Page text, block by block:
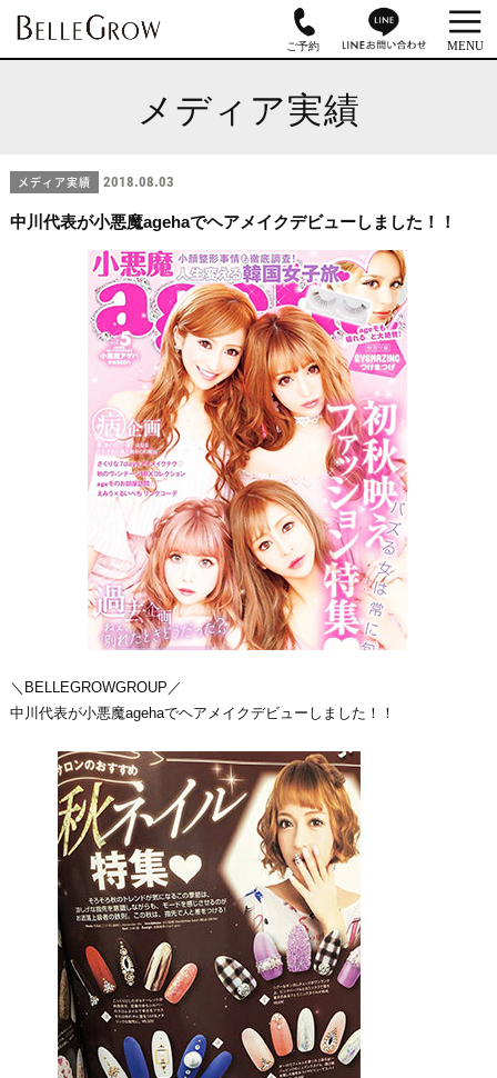
メディア実績
メディア実績 2018.08.03
中川代表が小悪魔agehaでヘアメイクデビューしました！！
＼BELLEGROWGROUP／
中川代表が小悪魔agehaでヘアメイクデビューしました！！